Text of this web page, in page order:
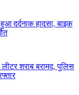
दर्दनाक हादसा, बाइक
शराब बरामद, पुलिस